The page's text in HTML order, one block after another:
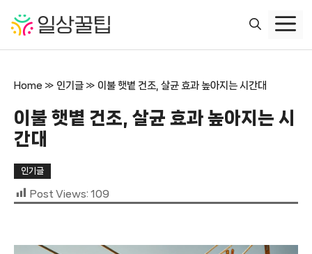
Home » 인기글 » 이불 햇볕 건조, 살균 효과 높아지는 시간대
이불 햇볕 건조, 살균 효과 높아지는 시
간대
인기글
Post Views: 109